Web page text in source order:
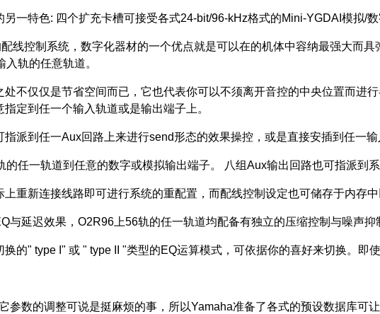
一特色: 四个扩充卡槽可接受各式24-bit/96-kHz格式的Mini-YGDAI模拟/数
线控制系统，数字化器材的一个优点就是可以在的机体中容纳最强大而
轨的任意轨道。
不仅仅是节省空间而已，它也代表你可以不须离开音控的中央位置而进
定到任一个输入轨道或是输出端子上。
派到任一Aux回路上来进行send形态的效果操控，或是直接安插到任一输
任一轨道到任意的数字或模拟输出端子。 八组Aux输出回路也可指派到系
重新连接线路即可进行系统的重配置，而配线控制设定也可储存于内存中
与延迟效果，O2R96上56轨的任一轨道均配备有独立的压缩控制与噪声抑
的" type I" 或 " type II "类型的EQ运算模式，可依据你的喜好来切换。即
参数的调整可说是挺麻烦的事，所以Yamaha准备了各式的预设数据库可